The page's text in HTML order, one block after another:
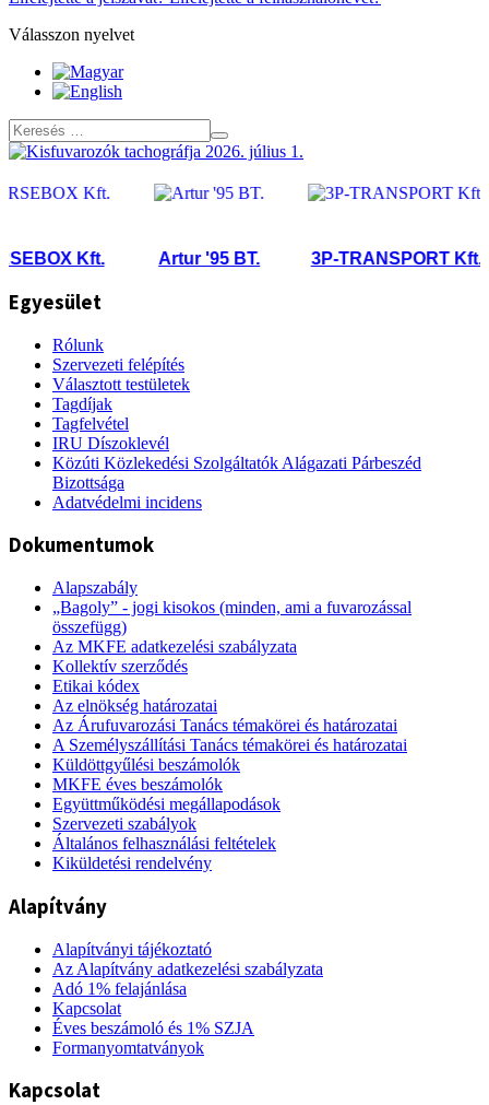
Válasszon nyelvet
Kft. Artur '95 BT. 3P-TRANSPORT Kft.
Egyesület
Rólunk
Szervezeti felépítés
Választott testületek
Tagdíjak
Tagfelvétel
IRU Díszoklevél
Közúti Közlekedési Szolgáltatók Alágazati Párbeszéd
Bizottsága
Adatvédelmi incidens
Dokumentumok
Alapszabály
„Bagoly” - jogi kisokos (minden, ami a fuvarozással
összefügg)
Az MKFE adatkezelési szabályzata
Kollektív szerződés
Etikai kódex
Az elnökség határozatai
Az Árufuvarozási Tanács témakörei és határozatai
A Személyszállítási Tanács témakörei és határozatai
Küldöttgyűlési beszámolók
MKFE éves beszámolók
Együttműködési megállapodások
Szervezeti szabályok
Általános felhasználási feltételek
Kiküldetési rendelvény
Alapítvány
Alapítványi tájékoztató
Az Alapítvány adatkezelési szabályzata
Adó 1% felajánlása
Kapcsolat
Éves beszámoló és 1% SZJA
Formanyomtatványok
Kapcsolat